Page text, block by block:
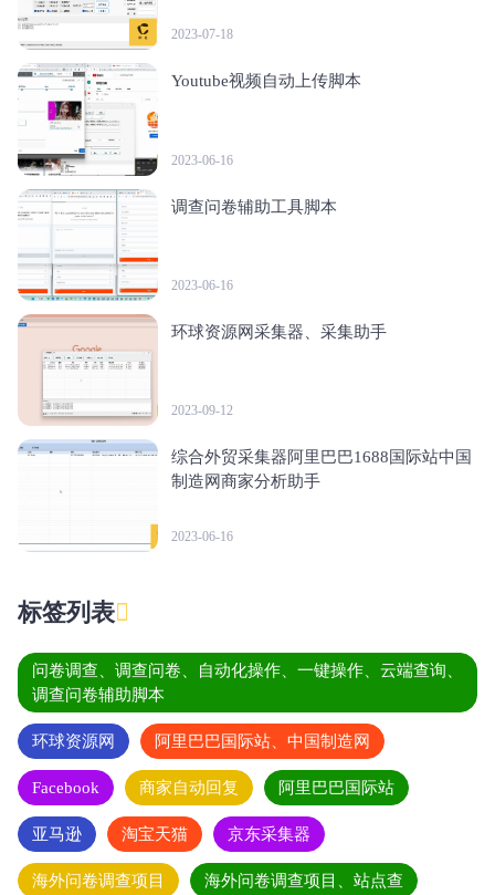
2023-07-18
Youtube视频自动上传脚本
2023-06-16
调查问卷辅助工具脚本
2023-06-16
环球资源网采集器、采集助手
2023-09-12
综合外贸采集器阿里巴巴1688国际站中国
制造网商家分析助手
2023-06-16
标签列表
问卷调查、调查问卷、自动化操作、一键操作、云端查询、
调查问卷辅助脚本
环球资源网 阿里巴巴国际站、中国制造网
Facebook 商家自动回复 阿里巴巴国际站
亚马逊 淘宝天猫 京东采集器
海外问卷调查项目 海外问卷调查项目、站点查